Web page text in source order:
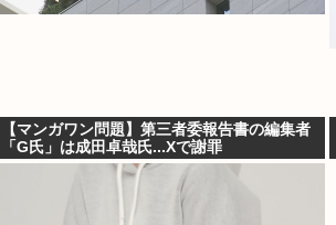
【マンガワン問題】第三者委報告書の編集者
「G氏」は成田卓哉氏...Xで謝罪